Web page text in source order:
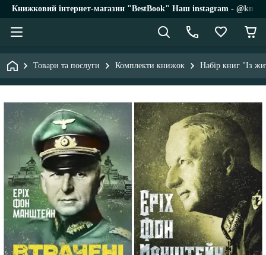
Книжковий інтернет-магазин "BestBook" Наш instagram -
Товари та послуги Комплекти книжок Набір книг "Із